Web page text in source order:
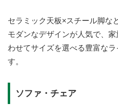
セラミック天板×スチール脚な
モダンなデザインが人気で、
わせてサイズを選べる豊富な
す。
ソファ・チェア